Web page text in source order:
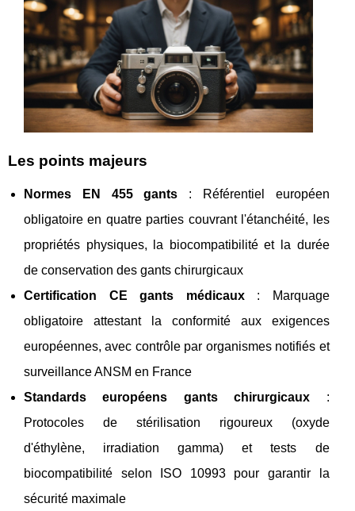
Les points majeurs
Normes EN 455 gants : Référentiel européen
obligatoire en quatre parties couvrant l'étanchéité, les
propriétés physiques, la biocompatibilité et la durée
de conservation des gants chirurgicaux
Certification CE gants médicaux: Marquage
obligatoire attestant la conformité aux exigences
européennes, avec contrôle par organismes notifiés et
surveillance ANSM en France
Standards européens gants chirurgicaux :
Protocoles de stérilisation rigoureux (oxyde
d'éthylène, irradiation gamma) et tests de
biocompatibilité selon ISO 10993 pour garantir la
sécurité maximale